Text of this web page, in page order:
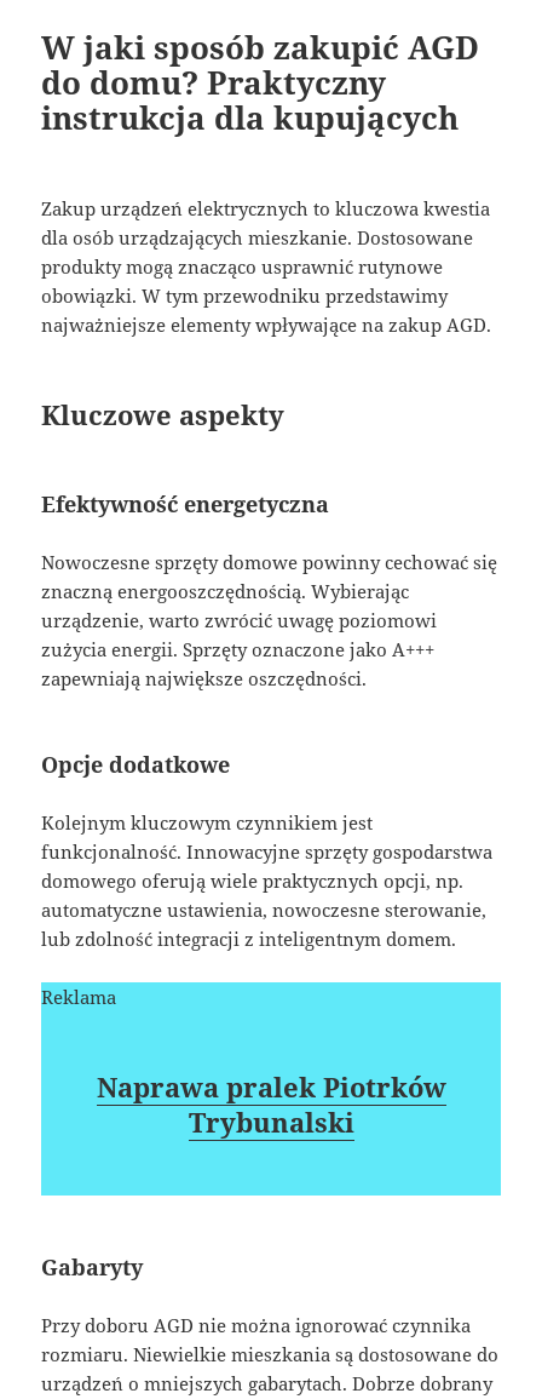
W jaki sposób zakupić AGD
do domu? Praktyczny
instrukcja dla kupujących
Zakup urządzeń elektrycznych to kluczowa kwestia
dla osób urządzających mieszkanie. Dostosowane
produkty mogą znacząco usprawnić rutynowe
obowiązki. W tym przewodniku przedstawimy
najważniejsze elementy wpływające na zakup AGD.
Kluczowe aspekty
Efektywność energetyczna
Nowoczesne sprzęty domowe powinny cechować się
znaczną energooszczędnością. Wybierając
urządzenie, warto zwrócić uwagę poziomowi
zużycia energii. Sprzęty oznaczone jako A+++
zapewniają największe oszczędności.
Opcje dodatkowe
Kolejnym kluczowym czynnikiem jest
funkcjonalność. Innowacyjne sprzęty gospodarstwa
domowego oferują wiele praktycznych opcji, np.
automatyczne ustawienia, nowoczesne sterowanie,
lub zdolność integracji z inteligentnym domem.
Reklama
Naprawa pralek Piotrków
Trybunalski
Gabaryty
Przy doboru AGD nie można ignorować czynnika
rozmiaru. Niewielkie mieszkania są dostosowane do
urządzeń o mniejszych gabarytach. Dobrze dobrany